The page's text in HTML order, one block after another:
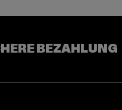
BEZAHLUNG